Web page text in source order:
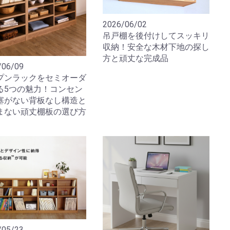
09
ンラックをセミオーダ
5つの魅力！コンセン
がない背板なし構造と
ない頑丈棚板の選び方
2026/06/02
吊戸棚を後付けしてスッキリ
収納！安全な木材下地の探し
方と頑丈な完成品